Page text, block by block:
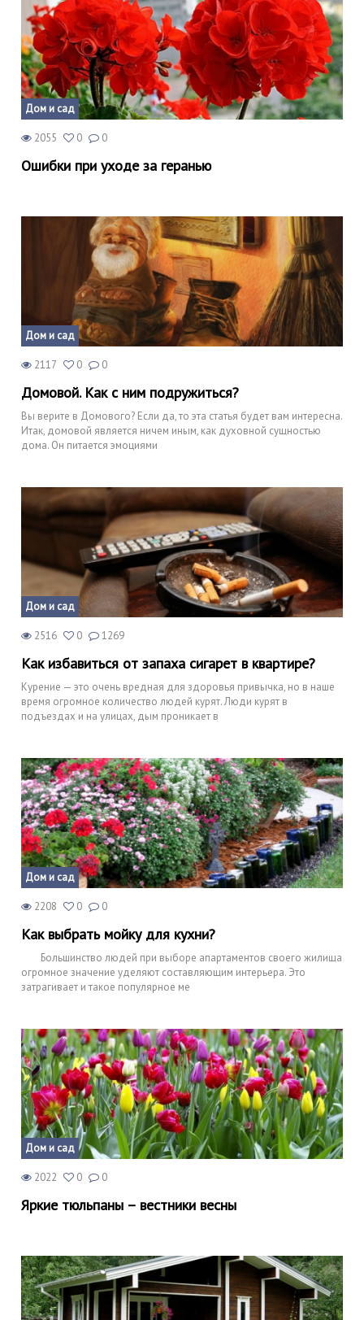
Дом и сад
2055 0 0
Ошибки при уходе за геранью
Дом и сад
2117 0 0
Домовой. Как с ним подружиться?
Вы верите в Домового? Если да, то эта статья будет вам интересна.
Итак, домовой является ничем иным, как духовной сущностью
дома. Он питается эмоциями
Дом и сад
2516 0 1269
Как избавиться от запаха сигарет в квартире?
Курение — это очень вредная для здоровья привычка, но в наше
время огромное количество людей курят. Люди курят в
подъездах и на улицах, дым проникает в
Дом и сад
2208 0 0
Как выбрать мойку для кухни?
Большинство людей при выборе апартаментов своего жилища
огромное значение уделяют составляющим интерьера. Это
затрагивает и такое популярное ме
Дом и сад
2022 0 0
Яркие тюльпаны – вестники весны